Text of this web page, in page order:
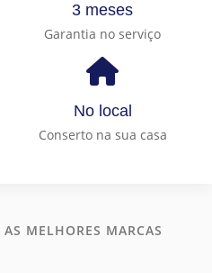
3 meses
Garantia no serviço
No local
Conserto na sua casa
MELHORES MARCAS